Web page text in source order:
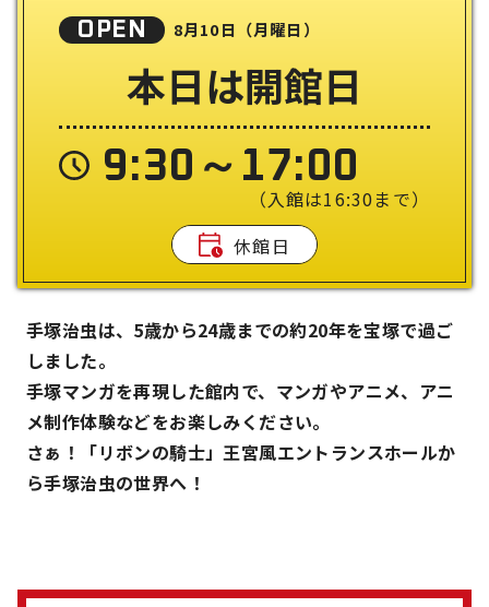
本日は開館日
OPEN 8月10日（月曜日）
9:30～17:00
（入館は16:30まで）
休館日
手塚治虫は、5歳から24歳までの約20年を宝塚で過ご
しました。
手塚マンガを再現した館内で、マンガやアニメ、アニ
メ制作体験などをお楽しみください。
さぁ！「リボンの騎士」王宮風エントランスホールか
ら手塚治虫の世界へ！